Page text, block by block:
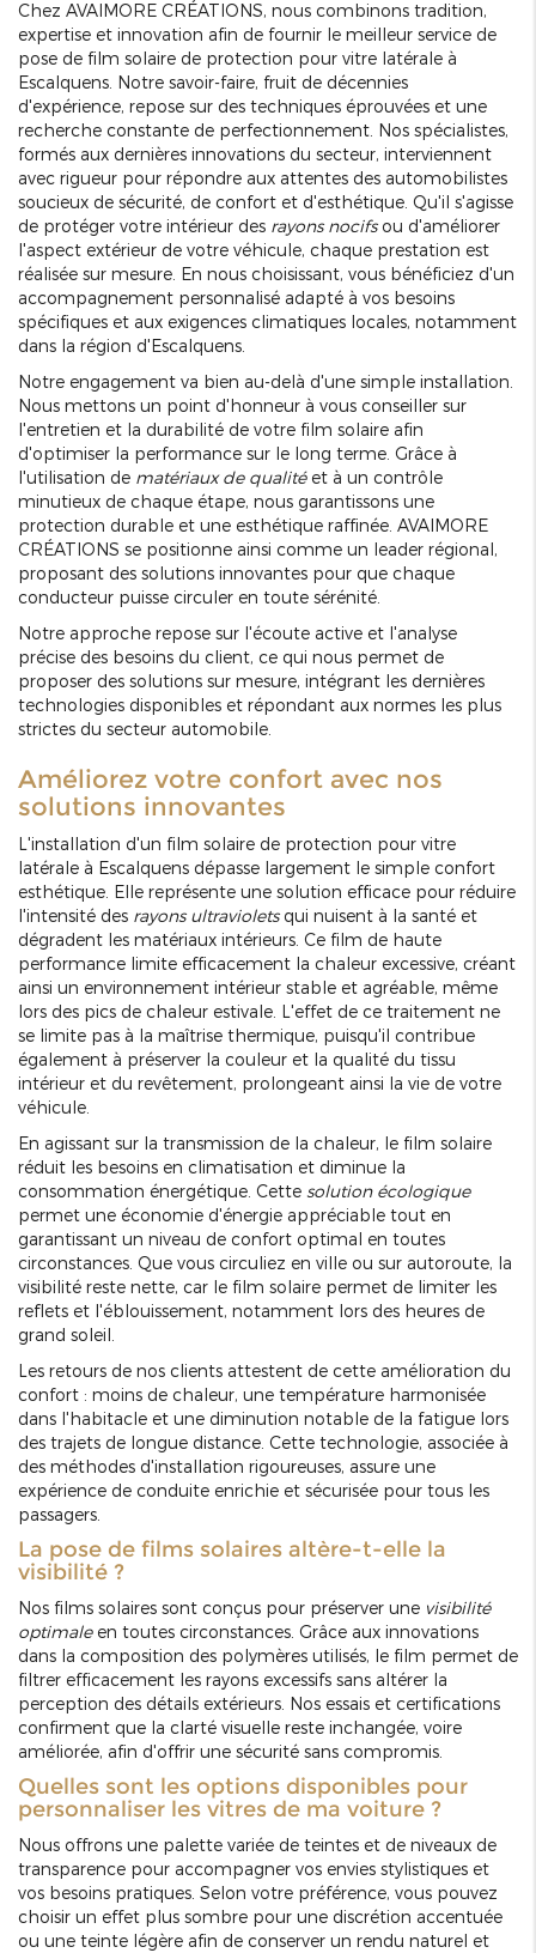
Chez AVAIMORE CRÉATIONS, nous combinons tradition,
expertise et innovation afin de fournir le meilleur service de
pose de film solaire de protection pour vitre latérale à
Escalquens. Notre savoir-faire, fruit de décennies
d'expérience, repose sur des techniques éprouvées et une
recherche constante de perfectionnement. Nos spécialistes,
formés aux dernières innovations du secteur, interviennent
avec rigueur pour répondre aux attentes des automobilistes
soucieux de sécurité, de confort et d'esthétique. Qu'il s'agisse
de protéger votre intérieur des rayons nocifsou d'améliorer
l'aspect extérieur de votre véhicule, chaque prestation est
réalisée sur mesure. En nous choisissant, vous bénéficiez d'un
accompagnement personnalisé adapté à vos besoins
spécifiques et aux exigences climatiques locales, notamment
dans la région d'Escalquens.
Notre engagement va bien au-delà d'une simple installation.
Nous mettons un point d'honneur à vous conseiller sur
l'entretien et la durabilité de votre film solaire afin
d'optimiser la performance sur le long terme. Grâce à
l'utilisation de matériaux de qualitéet à un contrôle
minutieux de chaque étape, nous garantissons une
protection durable et une esthétique raffinée. AVAIMORE
CRÉATIONS se positionne ainsi comme un leader régional,
proposant des solutions innovantes pour que chaque
conducteur puisse circuler en toute sérénité.
Notre approche repose sur l'écoute active et l'analyse
précise des besoins du client, ce qui nous permet de
proposer des solutions sur mesure, intégrant les dernières
technologies disponibles et répondant aux normes les plus
strictes du secteur automobile.
Améliorez votre confort avec nos
solutions innovantes
L'installation d'un film solaire de protection pour vitre
latérale à Escalquens dépasse largement le simple confort
esthétique. Elle représente une solution efficace pour réduire
l'intensité des rayons ultravioletsqui nuisent à la santé et
dégradent les matériaux intérieurs. Ce film de haute
performance limite efficacement la chaleur excessive, créant
ainsi un environnement intérieur stable et agréable, même
lors des pics de chaleur estivale. L'effet de ce traitement ne
se limite pas à la maîtrise thermique, puisqu'il contribue
également à préserver la couleur et la qualité du tissu
intérieur et du revêtement, prolongeant ainsi la vie de votre
véhicule.
En agissant sur la transmission de la chaleur, le film solaire
réduit les besoins en climatisation et diminue la
consommation énergétique. Cette solution écologique
permet une économie d'énergie appréciable tout en
garantissant un niveau de confort optimal en toutes
circonstances. Que vous circuliez en ville ou sur autoroute, la
visibilité reste nette, car le film solaire permet de limiter les
reflets et l'éblouissement, notamment lors des heures de
grand soleil.
Les retours de nos clients attestent de cette amélioration du
confort : moins de chaleur, une température harmonisée
dans l'habitacle et une diminution notable de la fatigue lors
des trajets de longue distance. Cette technologie, associée à
des méthodes d'installation rigoureuses, assure une
expérience de conduite enrichie et sécurisée pour tous les
passagers.
La pose de films solaires altère-t-elle la
visibilité ?
Nos films solaires sont conçus pour préserver une visibilité
optimaleen toutes circonstances. Grâce aux innovations
dans la composition des polymères utilisés, le film permet de
filtrer efficacement les rayons excessifs sans altérer la
perception des détails extérieurs. Nos essais et certifications
confirment que la clarté visuelle reste inchangée, voire
améliorée, afin d'offrir une sécurité sans compromis.
Quelles sont les options disponibles pour
personnaliser les vitres de ma voiture ?
Nous offrons une palette variée de teintes et de niveaux de
transparence pour accompagner vos envies stylistiques et
vos besoins pratiques. Selon votre préférence, vous pouvez
choisir un effet plus sombre pour une discrétion accentuée
ou une teinte légère afin de conserver un rendu naturel et